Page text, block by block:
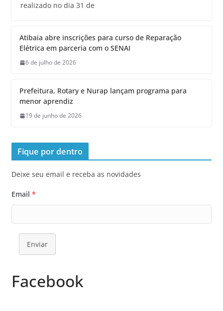
realizado no dia 31 de
Atibaia abre inscrições para curso de Reparação
Elétrica em parceria com o SENAI
6 de julho de 2026
Prefeitura, Rotary e Nurap lançam programa para
menor aprendiz
19 de junho de 2026
Fique por dentro
Deixe seu email e receba as novidades
Email *
Enviar
Facebook